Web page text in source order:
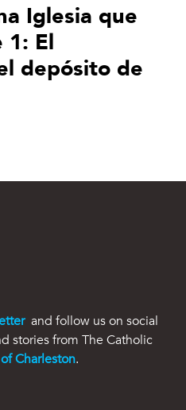
Iglesia que
1: El
depósito de
and follow us on social
stories from The Catholic
Charleston.